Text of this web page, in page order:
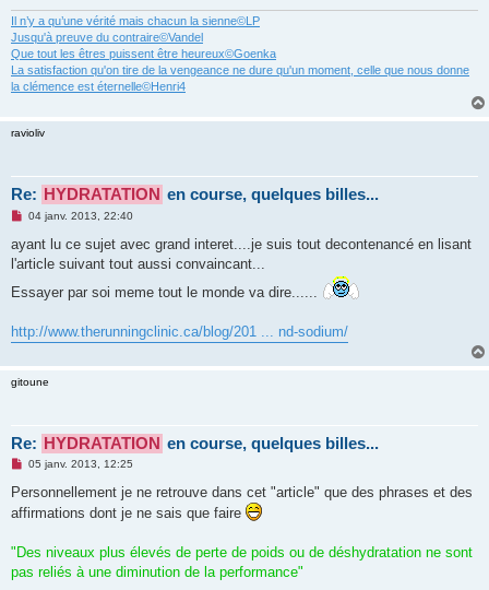
Il n’y a qu’une vérité mais chacun la sienne©LP
Jusqu'à preuve du contraire©Vandel
Que tout les êtres puissent être heureux©Goenka
La satisfaction qu'on tire de la vengeance ne dure qu'un moment, celle que nous donne
la clémence est éternelle©Henri4
ravioliv
Re: HYDRATATION en course, quelques billes...
M
s
a
e
n
l
04 janv. 2013, 22:40
ayant lu ce sujet avec grand interet....je suis tout decontenancé en lisant
l'article suivant tout aussi convaincant...
Essayer par soi meme tout le monde va dire......
http://www.therunningclinic.ca/blog/201 ... nd-sodium/
gitoune
Re: HYDRATATION en course, quelques billes...
M
s
a
n
o
n
05 janv. 2013, 12:25
Personnellement je ne retrouve dans cet "article" que des phrases et des
affirmations dont je ne sais que faire
"Des niveaux plus élevés de perte de poids ou de déshydratation ne sont
pas reliés à une diminution de la performance"